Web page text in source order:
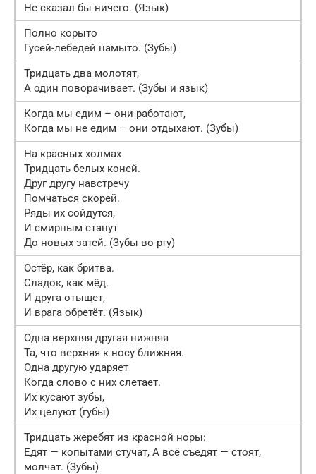
Не сказал бы ничего. (Язык)
Полно корыто
Гусей-лебедей намыто. (Зубы)
Тридцать два молотят,
А один поворачивает. (Зубы и язык)
Когда мы едим – они работают,
Когда мы не едим – они отдыхают. (Зубы)
На красных холмах
Тридцать белых коней.
Друг другу навстречу
Помчаться скорей.
Ряды их сойдутся,
И смирным станут
До новых затей. (Зубы во рту)
Остёр, как бритва.
Сладок, как мёд.
И друга отыщет,
И врага обретёт. (Язык)
Одна верхняя другая нижняя
Та, что верхняя к носу ближняя.
Одна другую ударяет
Когда слово с них слетает.
Их кусают зубы,
Их целуют (губы)
Тридцать жеребят из красной норы:
Едят — копытами стучат, А всё съедят — стоят,
молчат. (Зубы)